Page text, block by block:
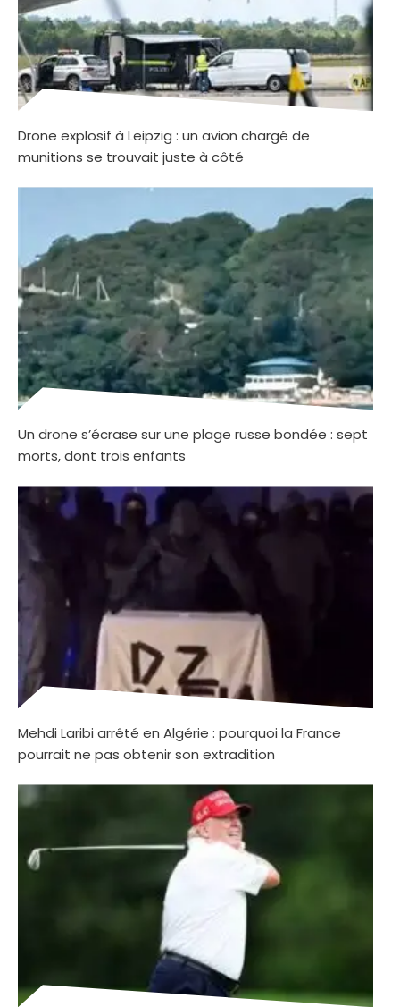
Drone explosif à Leipzig : un avion chargé de
munitions se trouvait juste à côté
Un drone s’écrase sur une plage russe bondée : sept
morts, dont trois enfants
Mehdi Laribi arrêté en Algérie : pourquoi la France
pourrait ne pas obtenir son extradition